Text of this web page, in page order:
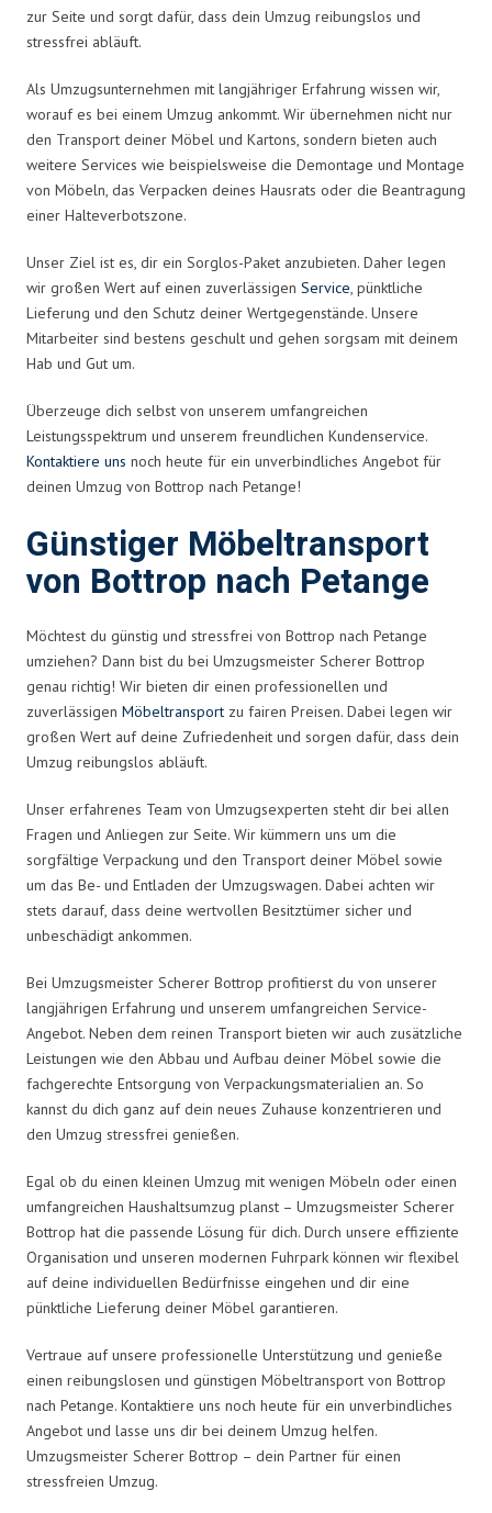
zur Seite und sorgt dafür, dass dein Umzug reibungslos und
stressfrei abläuft.
Als Umzugsunternehmen mit langjähriger Erfahrung wissen wir,
worauf es bei einem Umzug ankommt. Wir übernehmen nicht nur
den Transport deiner Möbel und Kartons, sondern bieten auch
weitere Services wie beispielsweise die Demontage und Montage
von Möbeln, das Verpacken deines Hausrats oder die Beantragung
einer Halteverbotszone.
Unser Ziel ist es, dir ein Sorglos-Paket anzubieten. Daher legen
wir großen Wert auf einen zuverlässigen Service, pünktliche
Lieferung und den Schutz deiner Wertgegenstände. Unsere
Mitarbeiter sind bestens geschult und gehen sorgsam mit deinem
Hab und Gut um.
Überzeuge dich selbst von unserem umfangreichen
Leistungsspektrum und unserem freundlichen Kundenservice.
Kontaktiere uns noch heute für ein unverbindliches Angebot für
deinen Umzug von Bottrop nach Petange!
Günstiger Möbeltransport
von Bottrop nach Petange
Möchtest du günstig und stressfrei von Bottrop nach Petange
umziehen? Dann bist du bei Umzugsmeister Scherer Bottrop
genau richtig! Wir bieten dir einen professionellen und
zuverlässigen Möbeltransport zu fairen Preisen. Dabei legen wir
großen Wert auf deine Zufriedenheit und sorgen dafür, dass dein
Umzug reibungslos abläuft.
Unser erfahrenes Team von Umzugsexperten steht dir bei allen
Fragen und Anliegen zur Seite. Wir kümmern uns um die
sorgfältige Verpackung und den Transport deiner Möbel sowie
um das Be- und Entladen der Umzugswagen. Dabei achten wir
stets darauf, dass deine wertvollen Besitztümer sicher und
unbeschädigt ankommen.
Bei Umzugsmeister Scherer Bottrop profitierst du von unserer
langjährigen Erfahrung und unserem umfangreichen Service-
Angebot. Neben dem reinen Transport bieten wir auch zusätzliche
Leistungen wie den Abbau und Aufbau deiner Möbel sowie die
fachgerechte Entsorgung von Verpackungsmaterialien an. So
kannst du dich ganz auf dein neues Zuhause konzentrieren und
den Umzug stressfrei genießen.
Egal ob du einen kleinen Umzug mit wenigen Möbeln oder einen
umfangreichen Haushaltsumzug planst – Umzugsmeister Scherer
Bottrop hat die passende Lösung für dich. Durch unsere effiziente
Organisation und unseren modernen Fuhrpark können wir flexibel
auf deine individuellen Bedürfnisse eingehen und dir eine
pünktliche Lieferung deiner Möbel garantieren.
Vertraue auf unsere professionelle Unterstützung und genieße
einen reibungslosen und günstigen Möbeltransport von Bottrop
nach Petange. Kontaktiere uns noch heute für ein unverbindliches
Angebot und lasse uns dir bei deinem Umzug helfen.
Umzugsmeister Scherer Bottrop – dein Partner für einen
stressfreien Umzug.